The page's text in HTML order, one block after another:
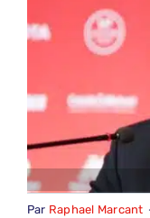
Par Raphael Marcant